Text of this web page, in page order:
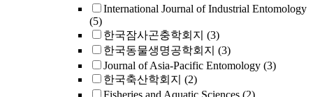
International Journal of Industrial Entomology
(5)
한국잠사곤충학회지 (3)
한국동물생명공학회지 (3)
Journal of Asia-Pacific Entomology (3)
한국축산학회지 (2)
Fisheries and Aquatic Sciences (2)